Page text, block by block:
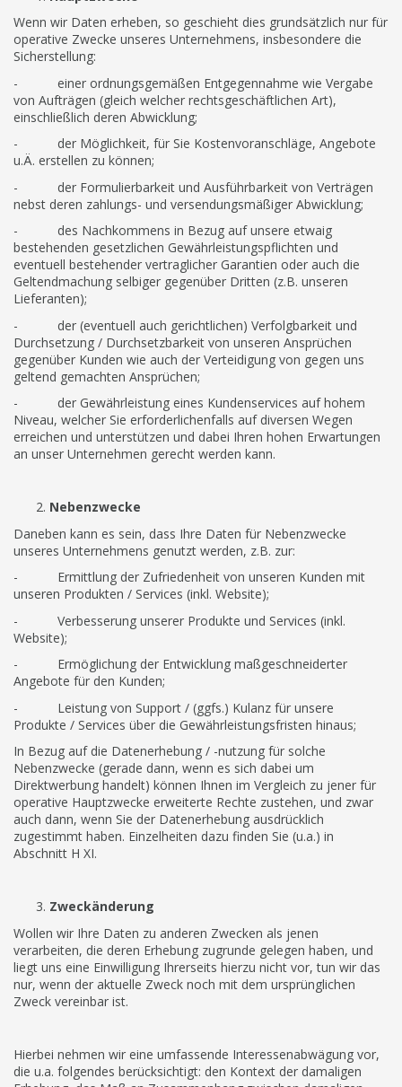
Wenn wir Daten erheben, so geschieht dies grundsätzlich nur für
operative Zwecke unseres Unternehmens, insbesondere die
Sicherstellung:
- einer ordnungsgemäßen Entgegennahme wie Vergabe
von Aufträgen (gleich welcher rechtsgeschäftlichen Art),
einschließlich deren Abwicklung;
- der Möglichkeit, für Sie Kostenvoranschläge, Angebote
u.Ä. erstellen zu können;
- der Formulierbarkeit und Ausführbarkeit von Verträgen
nebst deren zahlungs- und versendungsmäßiger Abwicklung;
- des Nachkommens in Bezug auf unsere etwaig
bestehenden gesetzlichen Gewährleistungspflichten und
eventuell bestehender vertraglicher Garantien oder auch die
Geltendmachung selbiger gegenüber Dritten (z.B. unseren
Lieferanten);
- der (eventuell auch gerichtlichen) Verfolgbarkeit und
Durchsetzung / Durchsetzbarkeit von unseren Ansprüchen
gegenüber Kunden wie auch der Verteidigung von gegen uns
geltend gemachten Ansprüchen;
- der Gewährleistung eines Kundenservices auf hohem
Niveau, welcher Sie erforderlichenfalls auf diversen Wegen
erreichen und unterstützen und dabei Ihren hohen Erwartungen
an unser Unternehmen gerecht werden kann.
Nebenzwecke
Daneben kann es sein, dass Ihre Daten für Nebenzwecke
unseres Unternehmens genutzt werden, z.B. zur:
- Ermittlung der Zufriedenheit von unseren Kunden mit
unseren Produkten / Services (inkl. Website);
- Verbesserung unserer Produkte und Services (inkl.
Website);
- Ermöglichung der Entwicklung maßgeschneiderter
Angebote für den Kunden;
- Leistung von Support / (ggfs.) Kulanz für unsere
Produkte / Services über die Gewährleistungsfristen hinaus;
In Bezug auf die Datenerhebung / -nutzung für solche
Nebenzwecke (gerade dann, wenn es sich dabei um
Direktwerbung handelt) können Ihnen im Vergleich zu jener für
operative Hauptzwecke erweiterte Rechte zustehen, und zwar
auch dann, wenn Sie der Datenerhebung ausdrücklich
zugestimmt haben. Einzelheiten dazu finden Sie (u.a.) in
Abschnitt H XI.
Zweckänderung
Wollen wir Ihre Daten zu anderen Zwecken als jenen
verarbeiten, die deren Erhebung zugrunde gelegen haben, und
liegt uns eine Einwilligung Ihrerseits hierzu nicht vor, tun wir das
nur, wenn der aktuelle Zweck noch mit dem ursprünglichen
Zweck vereinbar ist.
Hierbei nehmen wir eine umfassende Interessenabwägung vor,
die u.a. folgendes berücksichtigt: den Kontext der damaligen